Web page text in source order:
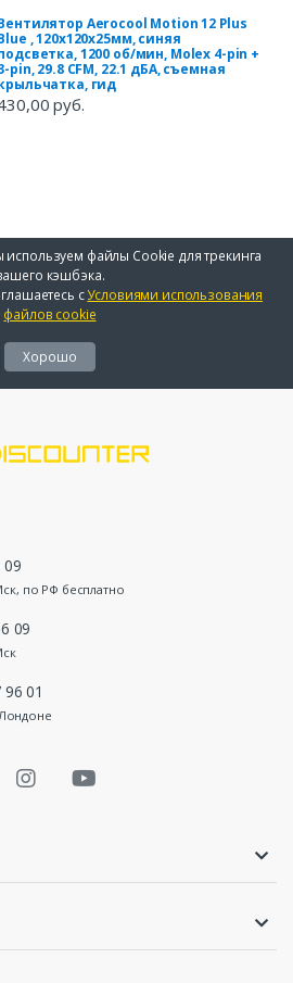
Aerocool Motion 12 Plus
, 120x120x25мм, синяя
1200 об/мин, Molex 4-pin +
pin, 29.8 CFM, 22.1 дБА, съемная
гид
руб.
файлы Cookie для трекинга
кэшбэка.
сУсловиями использования
файлов cookie
Хорошо
09
по РФ бесплатно
09
01